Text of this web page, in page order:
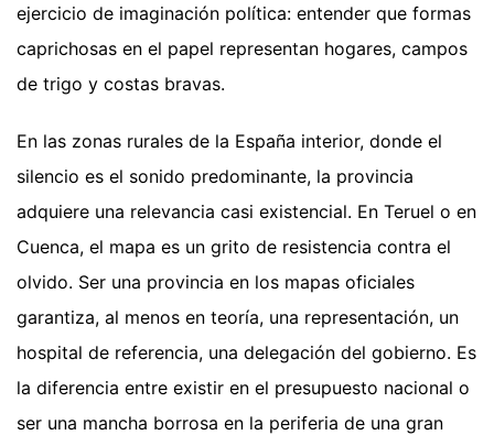
ejercicio de imaginación política: entender que formas
caprichosas en el papel representan hogares, campos
de trigo y costas bravas.
En las zonas rurales de la España interior, donde el
silencio es el sonido predominante, la provincia
adquiere una relevancia casi existencial. En Teruel o en
Cuenca, el mapa es un grito de resistencia contra el
olvido. Ser una provincia en los mapas oficiales
garantiza, al menos en teoría, una representación, un
hospital de referencia, una delegación del gobierno. Es
la diferencia entre existir en el presupuesto nacional o
ser una mancha borrosa en la periferia de una gran